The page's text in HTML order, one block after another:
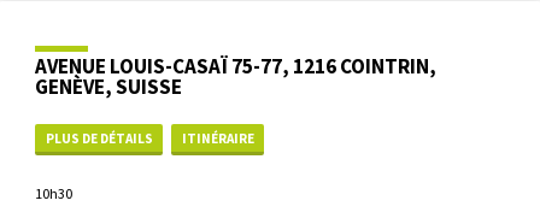
AVENUE LOUIS-CASAÏ 75-77, 1216 COINTRIN,
GENÈVE, SUISSE
PLUS DE DÉTAILS ITINÉRAIRE
10h30